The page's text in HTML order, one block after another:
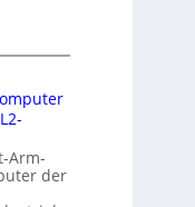
Arm-
der